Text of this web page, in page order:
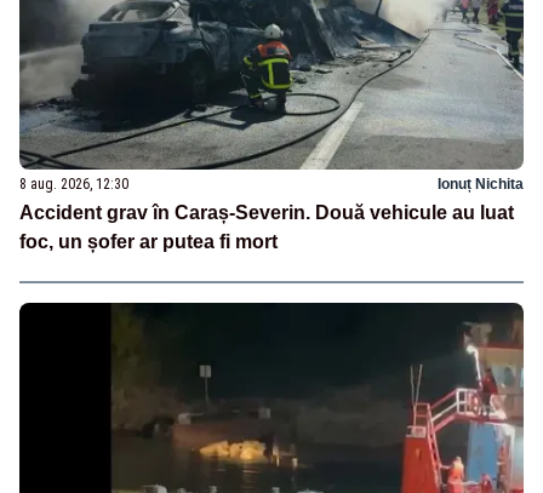
8 aug. 2026, 12:30 Ionuț Nichita
Accident grav în Caraș-Severin. Două vehicule au luat
foc, un șofer ar putea fi mort